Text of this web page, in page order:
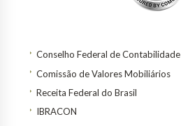
Conselho Federal de Contabilidade
Comissão de Valores Mobiliários
Receita Federal do Brasil
IBRACON